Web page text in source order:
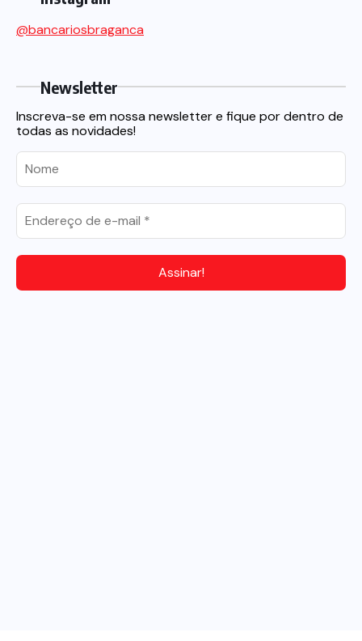
@bancariosbraganca
Newsletter
Inscreva-se em nossa newsletter e fique por dentro de
todas as novidades!